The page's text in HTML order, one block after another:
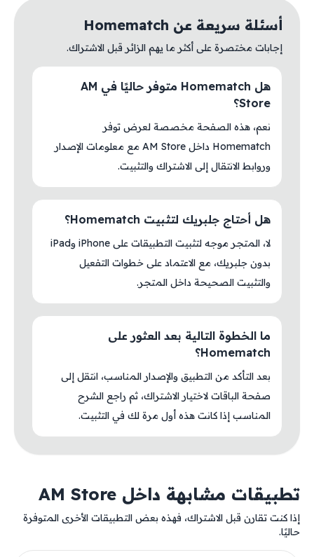
أسئلة سريعة عن Homematch
إجابات مختصرة على أكثر ما يهم الزائر قبل الاشتراك.
هل Homematch متوفر حاليًا في AM
Store؟
نعم، هذه الصفحة مخصصة لعرض توفر
Homematch داخل AM Store مع معلومات الإصدار
وروابط الانتقال إلى الاشتراك والتثبيت.
هل أحتاج جلبريك لتثبيت Homematch؟
لا، المتجر موجه لتثبيت التطبيقات على iPhone وiPad
بدون جلبريك، مع الاعتماد على خطوات التفعيل
والتثبيت الصحيحة داخل المتجر.
ما الخطوة التالية بعد العثور على
Homematch؟
بعد التأكد من التطبيق والإصدار المناسب، انتقل إلى
صفحة الباقات لاختيار الاشتراك، ثم راجع الشرح
المناسب إذا كانت هذه أول مرة لك في التثبيت.
تطبيقات مشابهة داخل AM Store
إذا كنت تقارن قبل الاشتراك، فهذه بعض التطبيقات الأخرى المتوفرة
حاليًا.